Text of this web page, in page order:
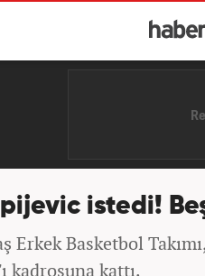
istedi!
Erkek Basketbol
kadrosuna kattı.